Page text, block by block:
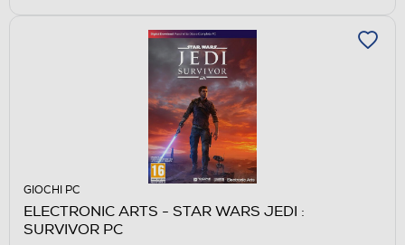
GIOCHI PC
ELECTRONIC ARTS - STAR WARS JEDI :
SURVIVOR PC